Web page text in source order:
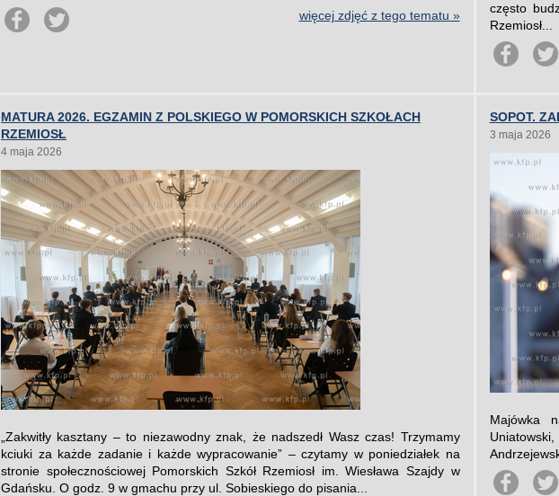
więcej zdjęć z tego tematu »
często
Rzemiosł...
MATURA 2026. EGZAMIN Z POLSKIEGO W POMORSKICH SZKOŁACH
RZEMIOSŁ
4 maja 2026
„Zakwitły kasztany – to niezawodny znak, że nadszedł Wasz czas! Trzymamy
kciuki za każde zadanie i każde wypracowanie” – czytamy w poniedziałek na
stronie społecznościowej Pomorskich Szkół Rzemiosł im. Wiesława Szajdy w
Gdańsku. O godz. 9 w gmachu przy ul. Sobieskiego do pisania...
SOPOT.
3 maja 2026
Majówka